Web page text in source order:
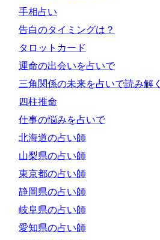
手相占い
告白のタイミングは？
タロットカード
運命の出会いを占いで
三角関係の未来を占いで読み解く
四柱推命
仕事の悩みを占いで
北海道の占い師
山梨県の占い師
東京都の占い師
静岡県の占い師
岐阜県の占い師
愛知県の占い師